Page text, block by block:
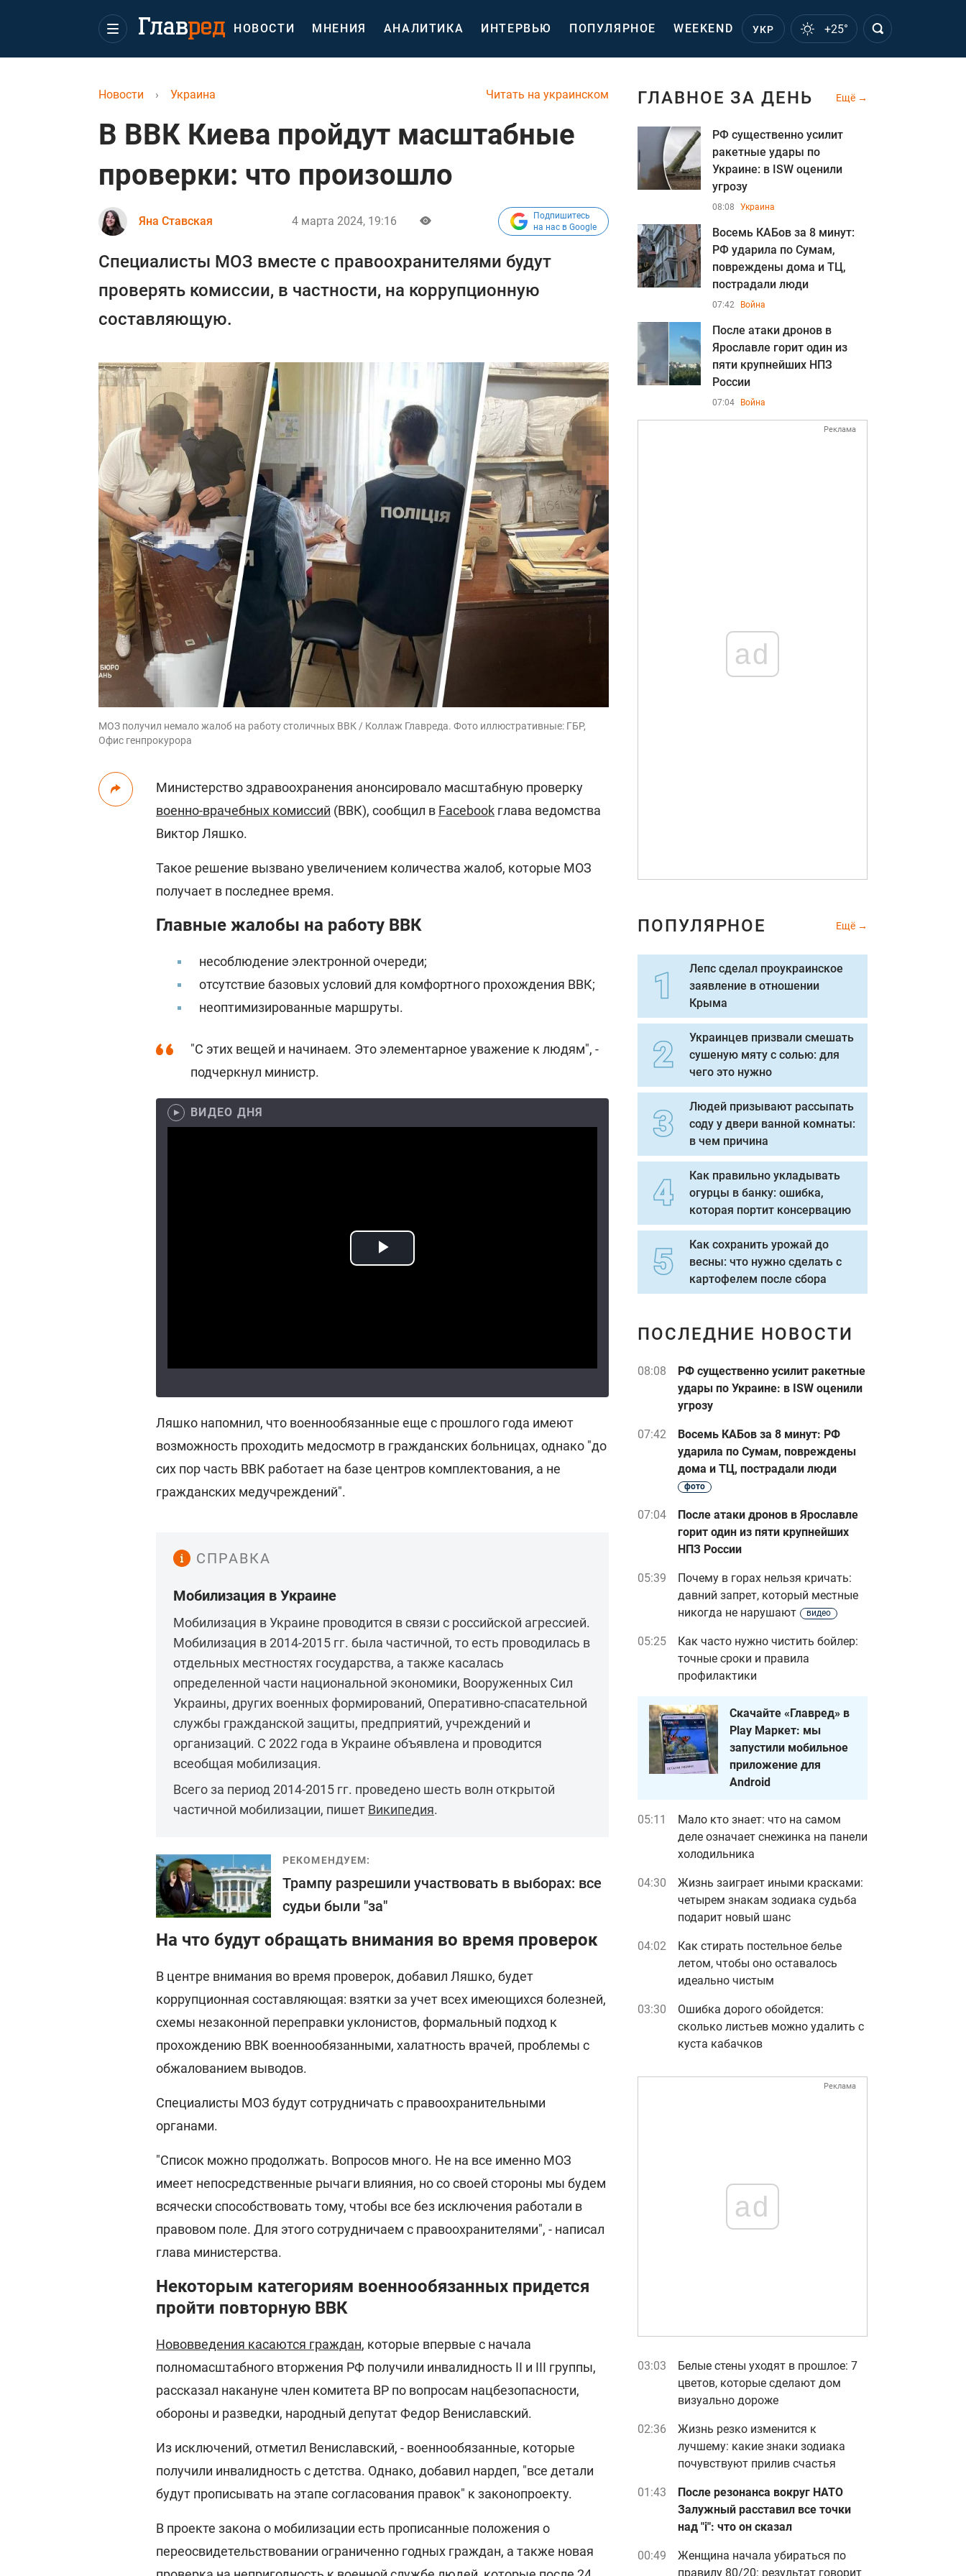
НОВОСТИ МНЕНИЯ АНАЛИТИКА ИНТЕРВЬЮ ПОПУЛЯРНОЕ WEEKEND УКР +25°
Читать на украинском
Новости › Украина
В ВВК Киева пройдут масштабные
проверки: что произошло
Яна Ставская 4 марта 2024, 19:16
Подпишитесь
на нас в Google
Специалисты МОЗ вместе с правоохранителями будут
проверять комиссии, в частности, на коррупционную
составляющую.
МОЗ получил немало жалоб на работу столичных ВВК / Коллаж Главреда. Фото иллюстративные: ГБР,
Офис генпрокурора
Министерство здравоохранения анонсировало масштабную проверку
военно-врачебных комиссий (ВВК), сообщил в Facebook глава ведомства
Виктор Ляшко.
Такое решение вызвано увеличением количества жалоб, которые МОЗ
получает в последнее время.
Главные жалобы на работу ВВК
несоблюдение электронной очереди;
отсутствие базовых условий для комфортного прохождения ВВК;
неоптимизированные маршруты.
"С этих вещей и начинаем. Это элементарное уважение к людям", -
подчеркнул министр.
ВИДЕО ДНЯ
Ляшко напомнил, что военнообязанные еще с прошлого года имеют
возможность проходить медосмотр в гражданских больницах, однако "до
сих пор часть ВВК работает на базе центров комплектования, а не
гражданских медучреждений".
СПРАВКА
Мобилизация в Украине
Мобилизация в Украине проводится в связи с российской агрессией.
Мобилизация в 2014-2015 гг. была частичной, то есть проводилась в
отдельных местностях государства, а также касалась
определенной части национальной экономики, Вооруженных Сил
Украины, других военных формирований, Оперативно-спасательной
службы гражданской защиты, предприятий, учреждений и
организаций. С 2022 года в Украине объявлена и проводится
всеобщая мобилизация.
Всего за период 2014-2015 гг. проведено шесть волн открытой
частичной мобилизации, пишет Википедия.
РЕКОМЕНДУЕМ:
Трампу разрешили участвовать в выборах: все
судьи были "за"
На что будут обращать внимания во время проверок
В центре внимания во время проверок, добавил Ляшко, будет
коррупционная составляющая: взятки за учет всех имеющихся болезней,
схемы незаконной переправки уклонистов, формальный подход к
прохождению ВВК военнообязанными, халатность врачей, проблемы с
обжалованием выводов.
Специалисты МОЗ будут сотрудничать с правоохранительными
органами.
"Список можно продолжать. Вопросов много. Не на все именно МОЗ
имеет непосредственные рычаги влияния, но со своей стороны мы будем
всячески способствовать тому, чтобы все без исключения работали в
правовом поле. Для этого сотрудничаем с правоохранителями", - написал
глава министерства.
Некоторым категориям военнообязанных придется
пройти повторную ВВК
Нововведения касаются граждан, которые впервые с начала
полномасштабного вторжения РФ получили инвалидность II и III группы,
рассказал накануне член комитета ВР по вопросам нацбезопасности,
обороны и разведки, народный депутат Федор Вениславский.
Из исключений, отметил Вениславский, - военнообязанные, которые
получили инвалидность с детства. Однако, добавил нардеп, "все детали
будут прописывать на этапе согласования правок" к законопроекту.
В проекте закона о мобилизации есть прописанные положения о
переосвидетельствовании ограниченно годных граждан, а также новая
ГЛАВНОЕ ЗА ДЕНЬ Ещё
РФ существенно усилит
ракетные удары по
Украине: в ISW оценили
угрозу
08:08 Украина
Восемь КАБов за 8 минут:
РФ ударила по Сумам,
повреждены дома и ТЦ,
пострадали люди
07:42 Война
После атаки дронов в
Ярославле горит один из
пяти крупнейших НПЗ
России
07:04 Война
Реклама
ad
ПОПУЛЯРНОЕ Ещё
Лепс сделал проукраинское
заявление в отношении
Крыма
Украинцев призвали смешать
сушеную мяту с солью: для
чего это нужно
Людей призывают рассыпать
соду у двери ванной комнаты:
в чем причина
Как правильно укладывать
огурцы в банку: ошибка,
которая портит консервацию
Как сохранить урожай до
весны: что нужно сделать с
картофелем после сбора
ПОСЛЕДНИЕ НОВОСТИ
08:08
РФ существенно усилит ракетные
удары по Украине: в ISW оценили
угрозу
07:42
Восемь КАБов за 8 минут: РФ
ударила по Сумам, повреждены
дома и ТЦ, пострадали люди
фото
07:04
После атаки дронов в Ярославле
горит один из пяти крупнейших
НПЗ России
05:39
Почему в горах нельзя кричать:
давний запрет, который местные
никогда не нарушают
видео
05:25
Как часто нужно чистить бойлер:
точные сроки и правила
профилактики
Скачайте «Главред» в
Play Маркет: мы
запустили мобильное
приложение для
Android
05:11
Мало кто знает: что на самом
деле означает снежинка на панели
холодильника
04:30
Жизнь заиграет иными красками:
четырем знакам зодиака судьба
подарит новый шанс
04:02
Как стирать постельное белье
летом, чтобы оно оставалось
идеально чистым
03:30
Ошибка дорого обойдется:
сколько листьев можно удалить с
куста кабачков
Реклама
ad
03:03
Белые стены уходят в прошлое: 7
цветов, которые сделают дом
визуально дороже
02:36
Жизнь резко изменится к
лучшему: какие знаки зодиака
почувствуют прилив счастья
01:43
После резонанса вокруг НАТО
Залужный расставил все точки
над "i": что он сказал
00:49
Женщина начала убираться по
правилу 80/20: результат говорит